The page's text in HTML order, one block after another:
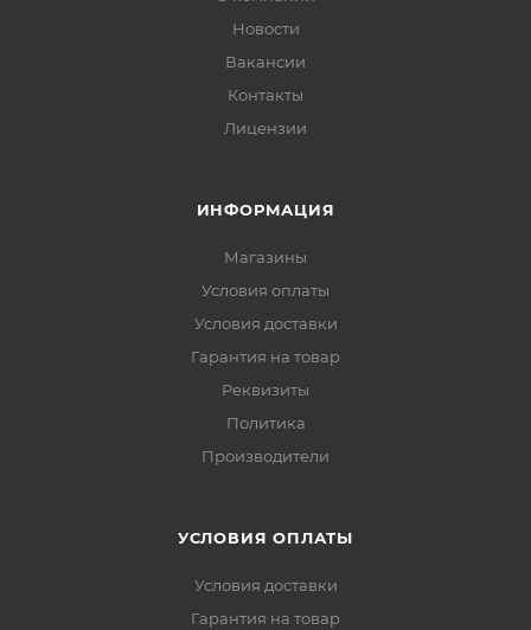
Новости
Вакансии
Контакты
Лицензии
ИНФОРМАЦИЯ
Магазины
Условия оплаты
Условия доставки
Гарантия на товар
Реквизиты
Политика
Производители
УСЛОВИЯ ОПЛАТЫ
Условия доставки
Гарантия на товар